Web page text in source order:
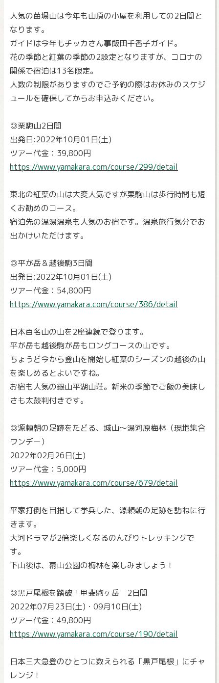
人気の苗場山は今年も山頂の小屋を利用しての2日間と
なります。
ガイドは今年もチッカさん事飯田千香子ガイド。
花の季節と紅葉の季節の2設定となりますが、コロナの
関係で宿泊は13名限定。
人数の制限がありますのでご予約の際はお休みのスケジ
ュールを確保してからお申込みください。
◎栗駒山2日間
出発日:2022年10月01日(土)
ツアー代金：39,800円
https://www.yamakara.com/course/299/detail
東北の紅葉の山は大変人気ですが栗駒山は歩行時間も短
くお勧めのコース。
宿泊先の温湯温泉も人気のお宿です。温泉旅行気分でお
出かけいただけます。
◎平が岳＆越後駒3日間
出発日:2022年10月01日(土)
ツアー代金：54,800円
https://www.yamakara.com/course/386/detail
日本百名山の山を2座連続で登ります。
平が岳も越後駒が岳もロングコースの山です。
ちょうど今から登山を開始し紅葉のシーズンの越後の山
を楽しめるとよいですね。
お宿も人気の銀山平湖山荘。新米の季節でご飯の美味し
さも太鼓判付きです。
◎源頼朝の足跡をたどる、城山～湯河原梅林（現地集合
ワンデー）
2022年02月26日(土)
ツアー代金：5,000円
https://www.yamakara.com/course/679/detail
平家打倒を目指して挙兵した、源頼朝の足跡を訪ねに行
きます。
大河ドラマが2倍楽しくなるのんびりトレッキングで
す。
下山後は、幕山公園の梅林を楽しみましょう！
◎黒戸尾根を踏破！甲斐駒ヶ岳 2日間
2022年07月23日(土)・09月10日(土)
ツアー代金：49,800円
https://www.yamakara.com/course/190/detail
日本三大急登のひとつに数えられる「黒戸尾根」にチャ
レンジ！